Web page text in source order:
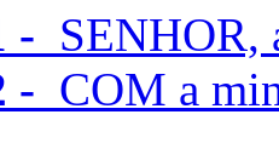
- SENHOR,
- COM a